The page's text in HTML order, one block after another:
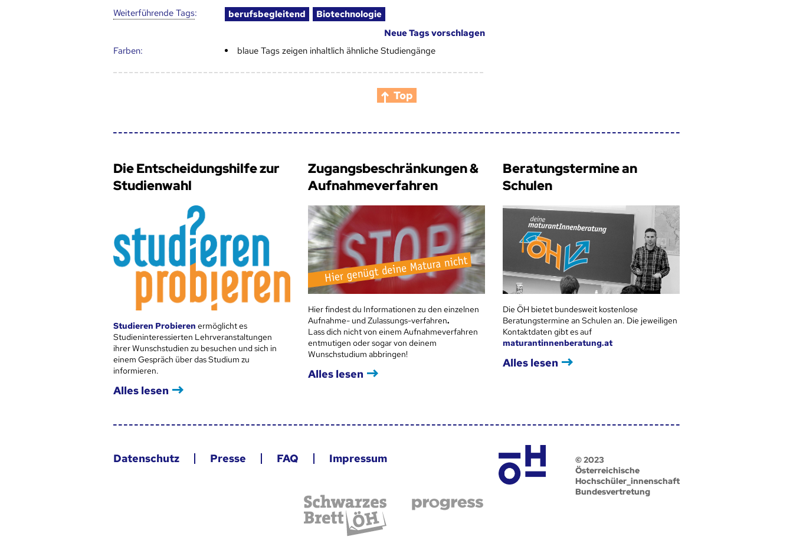
Weiter­führende Tags: berufsbegleitend
Biotechnologie
Neue Tags vorschlagen
Farben:
blaue Tags zeigen inhaltlich ähnliche Studiengänge
Top
Die Entscheidungshilfe zur
Studienwahl
Studieren Probieren ermöglicht es
Studieninteressierten Lehrveranstaltungen
ihrer Wunschstudien zu besuchen und sich in
einem Gespräch über das Studium zu
informieren.
Alles lesen
Zugangsbeschränkungen &
Aufnahmeverfahren
Hier findest du Informationen zu den einzelnen
Aufnahme- und Zulassungs-verfahren.
Lass dich nicht von einem Aufnahmeverfahren
entmutigen oder sogar von deinem
Wunschstudium abbringen!
Alles lesen
Beratungstermine an
Schulen
Die ÖH bietet bundesweit kostenlose
Beratungstermine an Schulen an. Die jeweiligen
Kontaktdaten gibt es auf
maturantinnenberatung.at
Alles lesen
Datenschutz Presse FAQ Impressum
© 2023
Österreichische
Hochschüler_innenschaft
Bundesvertretung